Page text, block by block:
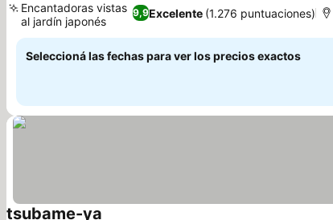
9,9Excelente (1.276 puntuaciones)
Encantadoras vistas
al jardín japonés
Seleccioná las fechas para ver los precios exactos
tsubame-ya